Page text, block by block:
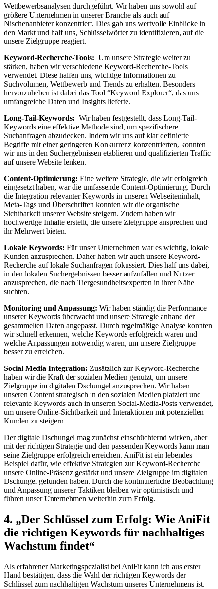
Wettbewerbsanalysen durchgeführt. Wir haben uns sowohl‌ auf
größere Unternehmen in unserer‌ Branche als auch auf
Nischenanbieter konzentriert. Dies gab uns‌ wertvolle Einblicke in
den ​Markt ‌und half ⁤uns, Schlüsselwörter zu ⁣identifizieren, auf die
unsere Zielgruppe reagiert.
Keyword-Recherche-Tools: ‍ Um‌ unsere ⁢Strategie weiter zu ​
stärken,‌ haben wir verschiedene Keyword-Recherche-Tools
verwendet. Diese halfen uns, wichtige Informationen zu
Suchvolumen, Wettbewerb und ‍Trends zu erhalten. ​Besonders
‍hervorzuheben ist dabei‍ das Tool ⁢“Keyword Explorer“, ​das uns
umfangreiche Daten⁢ und Insights lieferte.
Long-Tail-Keywords: ⁤ Wir haben festgestellt, ​dass Long-Tail-
Keywords eine effektive Methode⁢ sind, um spezifischere
Suchanfragen abzudecken. ‍Indem wir uns auf klar definierte
Begriffe mit einer geringeren‌ Konkurrenz⁢ konzentrierten, konnten
wir uns⁢ in den Suchergebnissen etablieren und qualifizierten ​Traffic
‌auf unsere Website ⁢lenken.
Content-Optimierung: Eine weitere⁣ Strategie, ​die ‌wir erfolgreich
‍eingesetzt ⁢haben, war die umfassende Content-Optimierung. Durch
die‍ Integration relevanter Keywords in unseren Webseiteninhalt,
Meta-Tags und Überschriften konnten wir die‍ organische‍
Sichtbarkeit unserer Website steigern. ‌Zudem⁣ haben wir
hochwertige Inhalte erstellt, die unsere Zielgruppe ansprechen und
ihr Mehrwert bieten.
Lokale‌ Keywords: Für unser Unternehmen war es wichtig, ⁢lokale
Kunden ⁢anzusprechen. Daher haben ‌wir⁣ auch ⁣unsere Keyword-
Recherche ‍auf lokale⁤ Suchanfragen⁣ fokussiert.‌ Dies half ​uns dabei,
⁣in den ‌lokalen‌ Suchergebnissen besser aufzufallen und Nutzer
anzusprechen, die nach⁣ Tiergesundheitsexperten in⁢ ihrer Nähe
suchten.
Monitoring und Anpassung: Wir haben ständig die ⁣Performance
unserer Keywords ‍überwacht ⁤und unsere Strategie ‌anhand der
gesammelten ⁣Daten angepasst.⁢ Durch⁢ regelmäßige Analyse konnten ​
wir schnell erkennen, welche Keywords erfolgreich waren⁣ und ​
welche ​Anpassungen notwendig waren, um unsere Zielgruppe
besser zu erreichen.
Social⁢ Media Integration: Zusätzlich ‌zur ⁣Keyword-Recherche⁢
haben wir die ⁣Kraft der‌ sozialen‍ Medien genutzt,⁢ um unsere
Zielgruppe⁢ im ‍digitalen Dschungel anzusprechen. Wir haben
unseren Content strategisch⁤ in den sozialen⁤ Medien platziert ⁤und
relevante⁢ Keywords auch in unseren Social-Media-Posts verwendet,
⁤um​ unsere Online-Sichtbarkeit und Interaktionen mit potenziellen
Kunden zu steigern.
Der⁣ digitale Dschungel mag zunächst einschüchternd ​wirken, aber⁤
mit ⁢der richtigen ​Strategie ‌und den passenden​ Keywords kann ‌man⁤
seine ⁣Zielgruppe erfolgreich ‍erreichen.​ AniFit⁤ ist ‌ein lebendes
Beispiel⁢ dafür, ⁢wie effektive Strategien zur Keyword-Recherche
⁣unsere Online-Präsenz ⁣gestärkt und unsere ⁢Zielgruppe im⁤ digitalen
⁢Dschungel gefunden haben. Durch die‌ kontinuierliche ⁤Beobachtung
und Anpassung⁢ unserer‍ Taktiken bleiben wir optimistisch und​
führen unser Unternehmen ⁣weiterhin zum Erfolg.
4. „Der Schlüssel ​zum Erfolg: Wie ​AniFit​
die ‍richtigen Keywords für nachhaltiges
Wachstum findet“
Als erfahrener ⁣Marketingspezialist bei AniFit kann ich aus erster
Hand bestätigen, dass die Wahl der richtigen Keywords⁣ der
Schlüssel ⁤zum ⁢nachhaltigen Wachstum unseres Unternehmens ⁤ist.